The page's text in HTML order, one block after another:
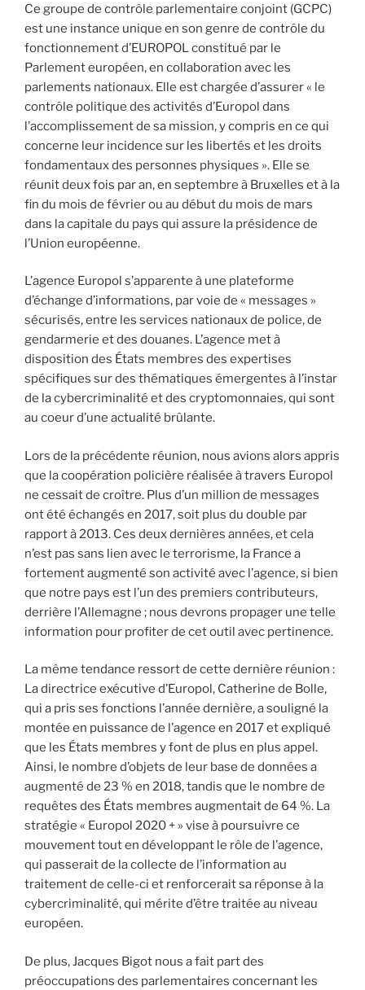
Ce groupe de contrôle parlementaire conjoint (GCPC)
est une instance unique en son genre de contrôle du
fonctionnement d’EUROPOL constitué par le
Parlement européen, en collaboration avec les
parlements nationaux. Elle est chargée d’assurer « le
contrôle politique des activités d’Europol dans
l’accomplissement de sa mission, y compris en ce qui
concerne leur incidence sur les libertés et les droits
fondamentaux des personnes physiques ». Elle se
réunit deux fois par an, en septembre à Bruxelles et à la
fin du mois de février ou au début du mois de mars
dans la capitale du pays qui assure la présidence de
l’Union européenne.
L’agence Europol s’apparente à une plateforme
d’échange d’informations, par voie de « messages »
sécurisés, entre les services nationaux de police, de
gendarmerie et des douanes. L’agence met à
disposition des États membres des expertises
spécifiques sur des thématiques émergentes à l’instar
de la cybercriminalité et des cryptomonnaies, qui sont
au coeur d’une actualité brûlante.
Lors de la précédente réunion, nous avions alors appris
que la coopération policière réalisée à travers Europol
ne cessait de croître. Plus d’un million de messages
ont été échangés en 2017, soit plus du double par
rapport à 2013. Ces deux dernières années, et cela
n’est pas sans lien avec le terrorisme, la France a
fortement augmenté son activité avec l’agence, si bien
que notre pays est l’un des premiers contributeurs,
derrière l’Allemagne ; nous devrons propager une telle
information pour profiter de cet outil avec pertinence.
La même tendance ressort de cette dernière réunion :
La directrice exécutive d’Europol, Catherine de Bolle,
qui a pris ses fonctions l’année dernière, a souligné la
montée en puissance de l’agence en 2017 et expliqué
que les États membres y font de plus en plus appel.
Ainsi, le nombre d’objets de leur base de données a
augmenté de 23 % en 2018, tandis que le nombre de
requêtes des États membres augmentait de 64 %. La
stratégie « Europol 2020 + » vise à poursuivre ce
mouvement tout en développant le rôle de l’agence,
qui passerait de la collecte de l’information au
traitement de celle-ci et renforcerait sa réponse à la
cybercriminalité, qui mérite d’être traitée au niveau
européen.
De plus, Jacques Bigot nous a fait part des
préoccupations des parlementaires concernant les